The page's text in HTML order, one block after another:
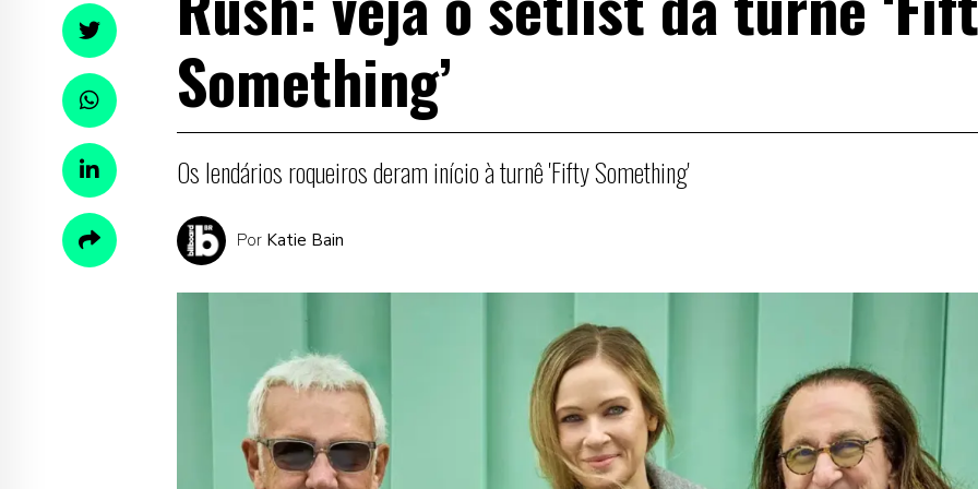
Something’
Os lendários roqueiros deram início à turnê 'Fifty Something'
Por Katie Bain